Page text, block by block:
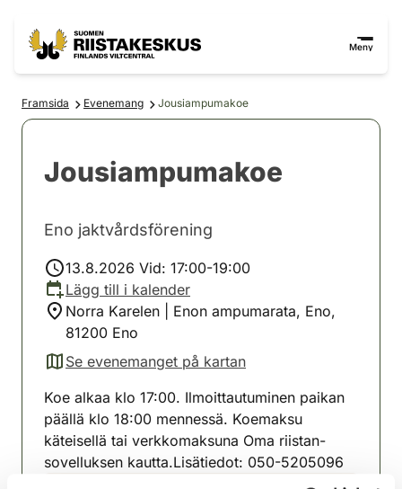
Meny
Framsida Evenemang Jousiampumakoe
Jousiampumakoe
Eno jaktvårdsförening
13.8.2026 Vid: 17:00-19:00
Lägg till i kalender
Norra Karelen | Enon ampumarata, Eno,
81200 Eno
Se evenemanget på kartan
(avautuu uuteen välilehteen)
Koe alkaa klo 17:00. Ilmoittautuminen paikan
päällä klo 18:00 mennessä. Koemaksu
käteisellä tai verkkomaksuna Oma riistan-
sovelluksen kautta.Lisätiedot: 050-5205096